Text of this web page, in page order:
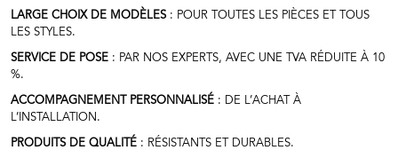
LARGE CHOIX DE MODÈLES : POUR TOUTES LES PIÈCES ET TOUS
LES STYLES.
SERVICE DE POSE : PAR NOS EXPERTS, AVEC UNE TVA RÉDUITE À 10
%.
ACCOMPAGNEMENT PERSONNALISÉ : DE L’ACHAT À
L’INSTALLATION.
PRODUITS DE QUALITÉ : RÉSISTANTS ET DURABLES.